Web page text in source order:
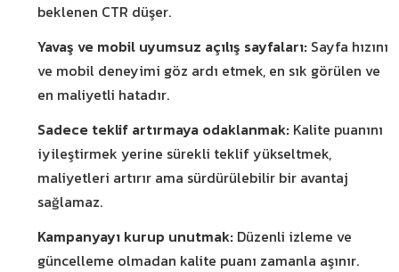
beklenen CTR düşer.
Yavaş ve mobil uyumsuz açılış sayfaları: Sayfa hızını
ve mobil deneyimi göz ardı etmek, en sık görülen ve
en maliyetli hatadır.
Sadece teklif artırmaya odaklanmak: Kalite puanını
iyileştirmek yerine sürekli teklif yükseltmek,
maliyetleri artırır ama sürdürülebilir bir avantaj
sağlamaz.
Kampanyayı kurup unutmak: Düzenli izleme ve
güncelleme olmadan kalite puanı zamanla aşınır.